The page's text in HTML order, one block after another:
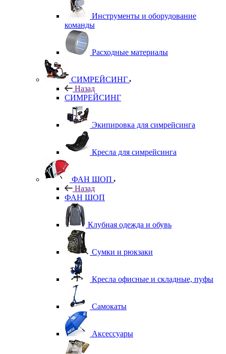
Инструменты и оборудование
команды
Расходные материалы
СИМРЕЙСИНГ
Назад
СИМРЕЙСИНГ
Экипировка для симрейсинга
Кресла для симрейсинга
ФАН ШОП
Назад
ФАН ШОП
Клубная одежда и обувь
Сумки и рюкзаки
Кресла офисные и складные, пуфы
Самокаты
Аксессуары